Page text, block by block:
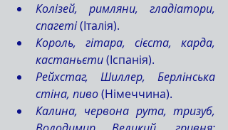
Колізей, римляни, гладіатори,
спагеті (Італія).
Король, гітара, сієста, карда,
кастаньєти (Іспанія).
Рейхстаг, Шиллер, Берлінська
стіна, пиво (Німеччина).
Калина, червона рута, тризуб,